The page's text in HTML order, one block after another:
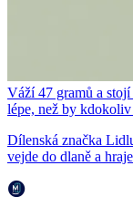
Váží 47 gramů a
lépe, než by kdokoliv
Dílenská značka
vejde do dlaně a